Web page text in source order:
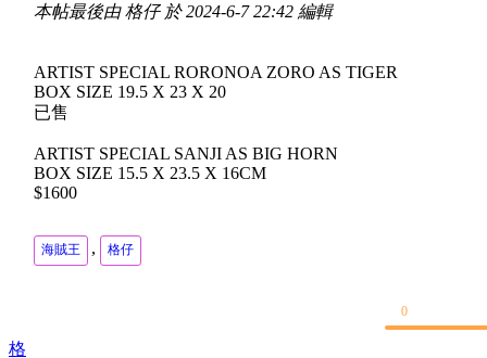
格
本帖最後由 格仔 於 2024-6-7 22:42 編輯
ARTIST SPECIAL RORONOA ZORO AS TIGER
BOX SIZE 19.5 X 23 X 20
已售
ARTIST SPECIAL SANJI AS BIG HORN
BOX SIZE 15.5 X 23.5 X 16CM
$1600
海賊王 , 格仔
0